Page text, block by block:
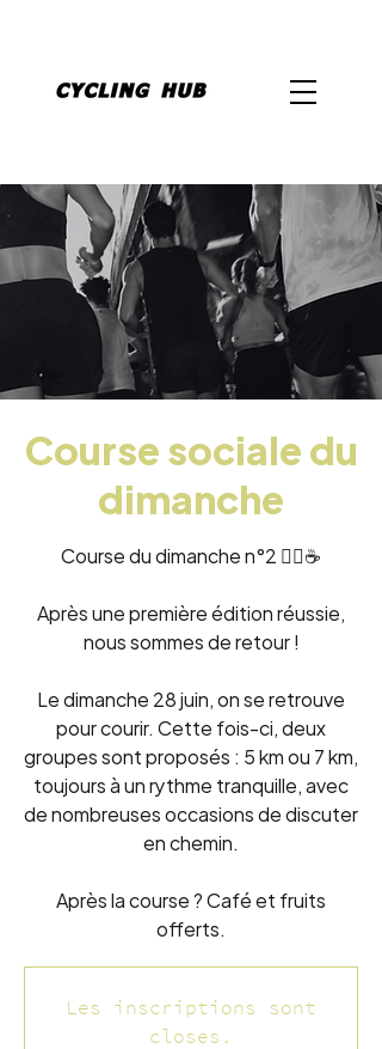
Course sociale du
dimanche
Course du dimanche n°2 🏃‍♂️☕
Après une première édition réussie,
nous sommes de retour !
Le dimanche 28 juin, on se retrouve
pour courir. Cette fois-ci, deux
groupes sont proposés : 5 km ou 7 km,
toujours à un rythme tranquille, avec
de nombreuses occasions de discuter
en chemin.
Après la course ? Café et fruits
offerts.
Les inscriptions sont
closes.